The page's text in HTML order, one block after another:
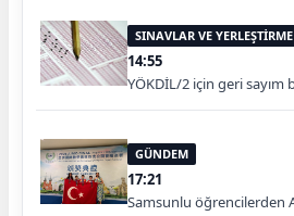
SINAVLAR VE YERLEŞTİRME
14:55
YÖKDİL/2 için geri sayım
GÜNDEM
17:21
Samsunlu öğrencilerden